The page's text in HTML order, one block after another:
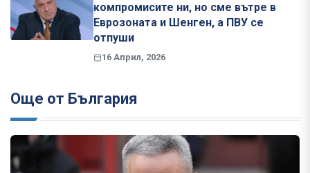
компромисите ни, но сме вътре в
Еврозоната и Шенген, а ПВУ се
отпуши
16 Април, 2026
Още от България